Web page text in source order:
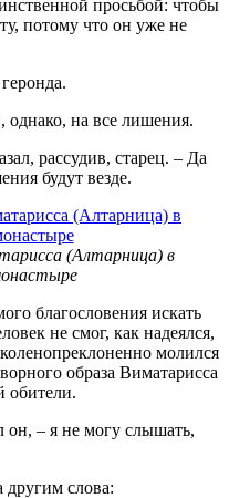
просьбой: чтобы
потому что он уже не
однако, на все лишения.
рассудив, старец. – Да
будут везде.
(Алтарница) в
благословения искать
не смог, как надеялся,
молился
образа Виматарисса
обители.
он, – я не могу слышать,
другим слова: